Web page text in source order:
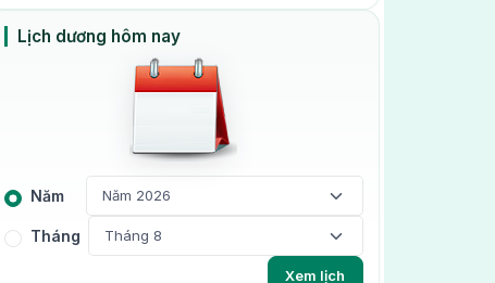
Lịch dương hôm nay
Năm
Tháng